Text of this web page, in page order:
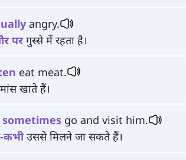
angry.
परगुस्से में रहता है।
eat meat.
खाते हैं।
sometimes go and visit him.
कभीउससे मिलने जा सकते हैं।